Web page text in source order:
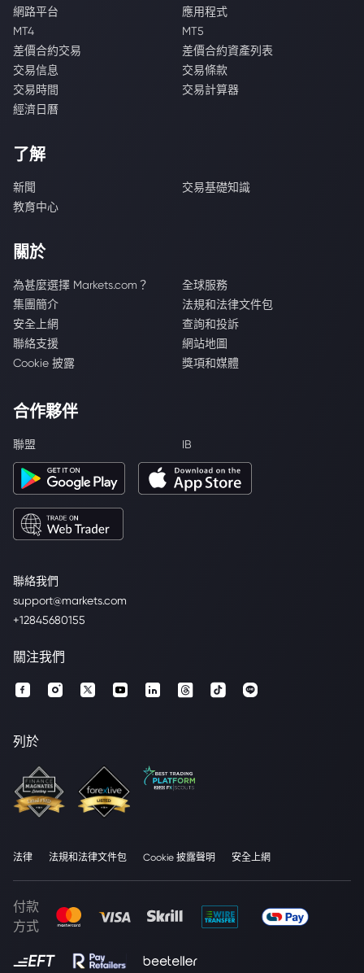
聯絡我們
support@markets.com
+12845680155
網路平台
應用程式
MT4
MT5
差價合約交易
差價合約資產列表
交易信息
交易條款
交易時間
交易計算器
經濟日曆
了解
新聞
交易基礎知識
教育中心
關於
為甚麼選擇 Markets.com？
全球服務
集團簡介
法規和法律文件包
安全上網
查詢和投訴
聯絡支援
網站地圖
Cookie 披露
獎項和媒體
合作夥伴
聯盟 IB
關注我們
列於
法律 法規和法律文件包 Cookie 披露聲明 安全上網
付款
方式